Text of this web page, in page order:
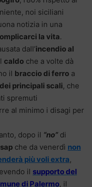
noi siciliani
notizia in una
la vita.
dall’incendio al
caldo che a volte dà
il braccio di ferro a
principali scali, che
spremuti
al minimo i disagi per
dopo il “no”di
che da venerdì non
più voli extra,
il supporto del
di Palermo, il